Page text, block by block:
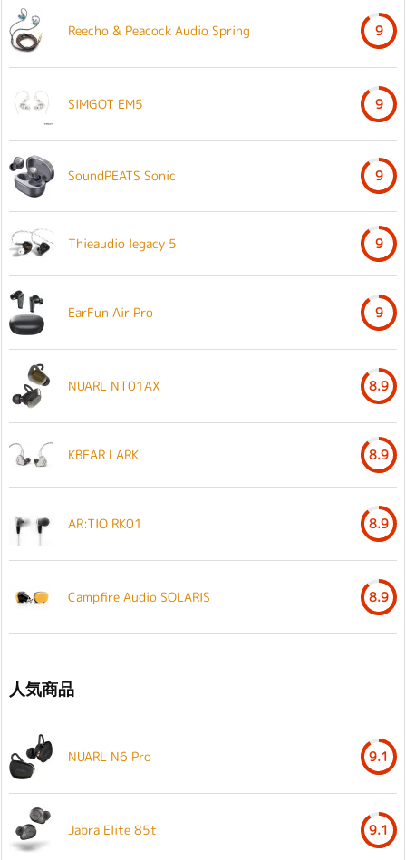
Reecho & Peacock Audio Spring 9
SIMGOT EM5 9
SoundPEATS Sonic 9
Thieaudio legacy 5 9
EarFun Air Pro 9
NUARL NT01AX 8.9
KBEAR LARK 8.9
AR:TIO RK01 8.9
Campfire Audio SOLARIS 8.9
人気商品
NUARL N6 Pro 9.1
Jabra Elite 85t 9.1